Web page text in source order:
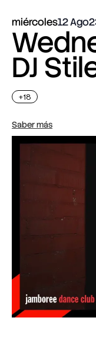
miércoles12 Ago
DJ
+18
Saber más